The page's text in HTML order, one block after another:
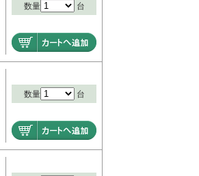
数量 台
数量 台